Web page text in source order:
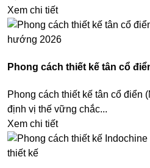
Xem chi tiết
Phong cách thiết kế tân cổ
Phong cách thiết kế tân cổ điển
định vị thế vững chắc...
Xem chi tiết